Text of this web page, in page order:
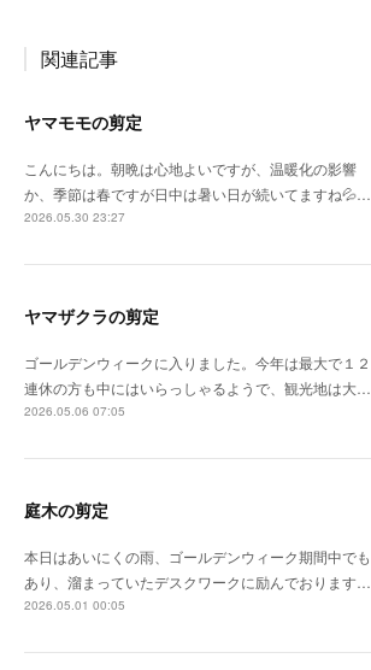
関連記事
ヤマモモの剪定
こんにちは。朝晩は心地よいですが、温暖化の影響
か、季節は春ですが日中は暑い日が続いてますね💦…
2026.05.30 23:27
ヤマザクラの剪定
ゴールデンウィークに入りました。今年は最大で１２
連休の方も中にはいらっしゃるようで、観光地は大…
2026.05.06 07:05
庭木の剪定
本日はあいにくの雨、ゴールデンウィーク期間中でも
あり、溜まっていたデスクワークに励んでおります…
2026.05.01 00:05